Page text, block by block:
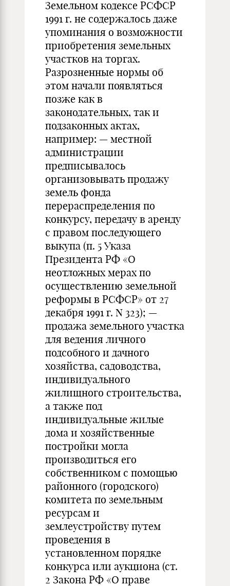
Земельном кодексе РСФСР
1991 г. не содержалось даже
упоминания о возможности
приобретения земельных
участков на торгах.
Разрозненные нормы об
этом начали появляться
позже как в
законодательных, так и
подзаконных актах,
например: — местной
администрации
предписывалось
организовывать продажу
земель фонда
перераспределения по
конкурсу, передачу в аренду
с правом последующего
выкупа (п. 5 Указа
Президента РФ «О
неотложных мерах по
осуществлению земельной
реформы в РСФСР» от 27
декабря 1991 г. N 323); —
продажа земельного участка
для ведения личного
подсобного и дачного
хозяйства, садоводства,
индивидуального
жилищного строительства,
а также под
индивидуальные жилые
дома и хозяйственные
постройки могла
производиться его
собственником с помощью
районного (городского)
комитета по земельным
ресурсам и
землеустройству путем
проведения в
установленном порядке
конкурса или аукциона (ст.
2 Закона РФ «О праве